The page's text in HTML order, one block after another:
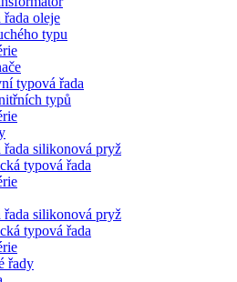
oleje
typu
typová řada
typů
řada silikonová pryž
typová řada
řada silikonová pryž
typová řada
řady